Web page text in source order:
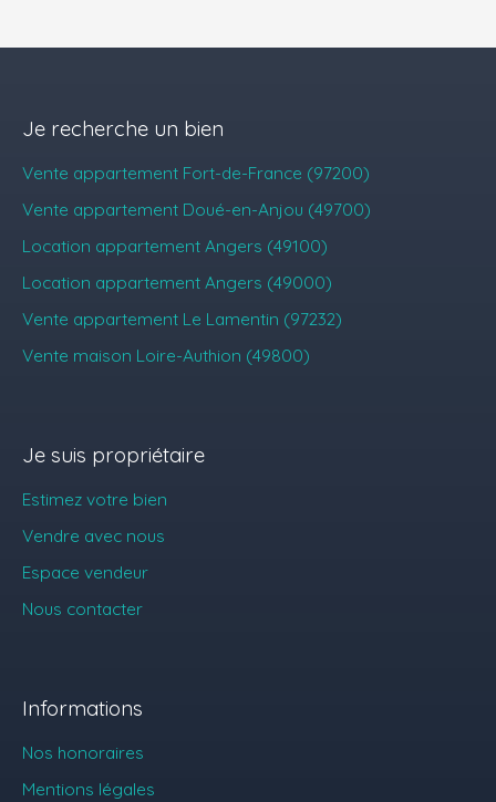
Je recherche un bien
Vente appartement Fort-de-France (97200)
Vente appartement Doué-en-Anjou (49700)
Location appartement Angers (49100)
Location appartement Angers (49000)
Vente appartement Le Lamentin (97232)
Vente maison Loire-Authion (49800)
Je suis propriétaire
Estimez votre bien
Vendre avec nous
Espace vendeur
Nous contacter
Informations
Nos honoraires
Mentions légales